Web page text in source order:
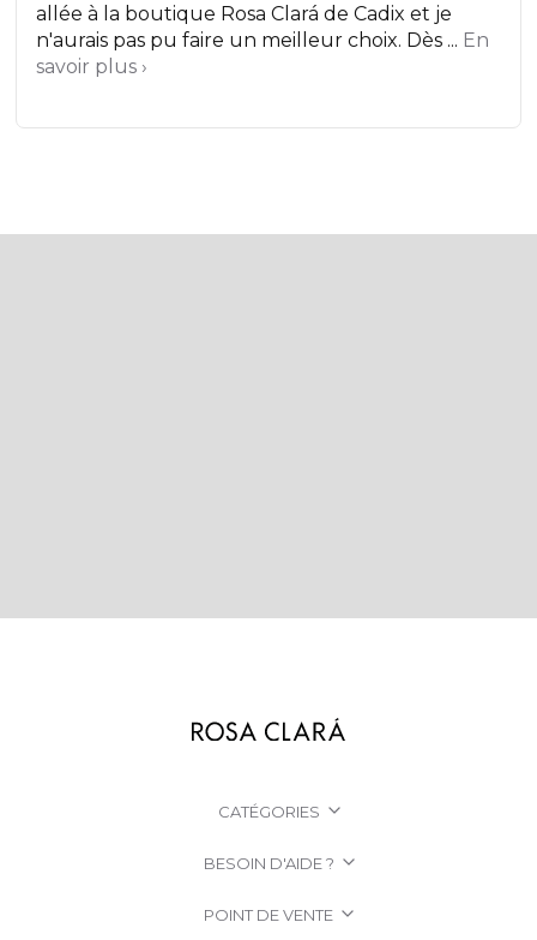
allée à la boutique Rosa Clará de Cadix et je
n'aurais pas pu faire un meilleur choix. Dès ... En
savoir plus ›
CATÉGORIES
BESOIN D'AIDE ?
POINT DE VENTE